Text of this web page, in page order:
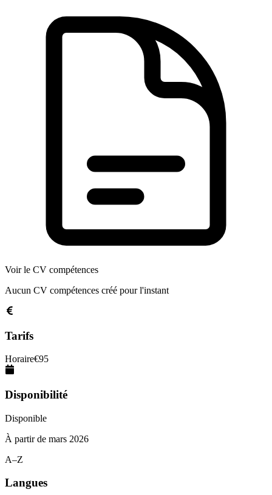
Voir le CV compétences
Aucun CV compétences créé pour l'instant
Tarifs
Horaire€95
Disponibilité
Disponible
À partir de mars 2026
A–Z
Langues